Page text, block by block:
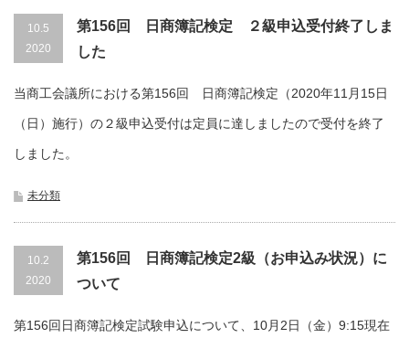
10.5
2020
第156回 日商簿記検定 ２級申込受付終了しま
した
当商工会議所における第156回 日商簿記検定（2020年11月15日
（日）施行）の２級申込受付は定員に達しましたので受付を終了
しました。
未分類
10.2
2020
第156回 日商簿記検定2級（お申込み状況）に
ついて
第156回日商簿記検定試験申込について、10月2日（金）9:15現在